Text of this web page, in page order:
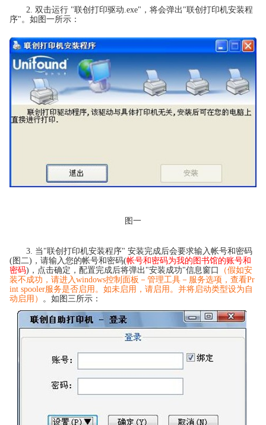
2. 双击运行 "联创打印驱动.exe"，将会弹出"联创打印机安装程
序"。如图一所示：
图一
3. 当"联创打印机安装程序" 安装完成后会要求输入帐号和密码
(图二)，请输入您的帐号和密码(帐号和密码为我的图书馆的账号和
密码)，点击确定，配置完成后将弹出"安装成功"信息窗口
（假如安
装不成功，请进入windows控制面板－管理工具－服务选项，查看Pr
int spooler服务是否启用。如未启用，请启用。并将启动类型设为自
动启用） 。如图三所示：